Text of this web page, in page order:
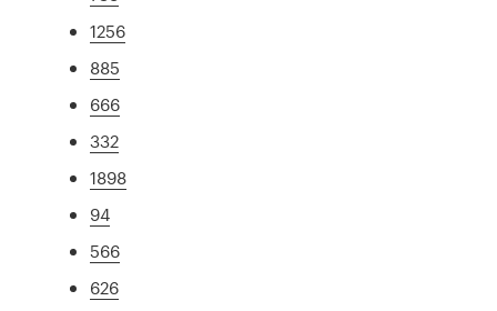
1256
885
666
332
1898
94
566
626